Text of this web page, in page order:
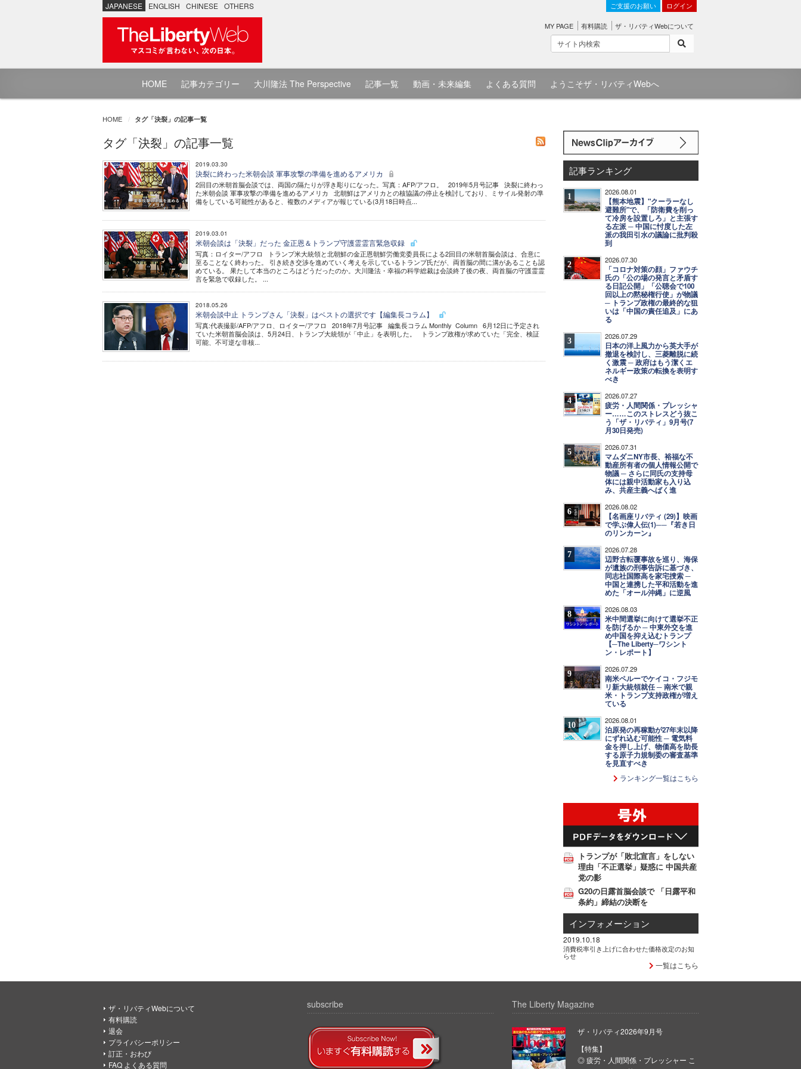
JAPANESE ENGLISH CHINESE OTHERS ご支援のお願い ログイン
MY PAGE 有料購読 ザ・リバティWebについて
HOME 記事カテゴリー 大川隆法 The Perspective 記事一覧 動画・未来編集 よくある質問 ようこそザ・リバティWebへ
HOME タグ「決裂」の記事一覧
タグ「決裂」の記事一覧
2019.03.30
決裂に終わった米朝会談 軍事攻撃の準備を進めるアメリカ
2回目の米朝首脳会談では、両国の隔たりが浮き彫りになった。写真：AFP/アフロ。 2019年5月号記事 決裂に終わっ
た米朝会談 軍事攻撃の準備を進めるアメリカ 北朝鮮はアメリカとの核協議の停止を検討しており、ミサイル発射の準
備をしている可能性があると、複数のメディアが報じている(3月18日時点...
2019.03.01
米朝会談は「決裂」だった 金正恩＆トランプ守護霊霊言緊急収録
写真：ロイター/アフロ トランプ米大統領と北朝鮮の金正恩朝鮮労働党委員長による2回目の米朝首脳会談は、合意に
至ることなく終わった。 引き続き交渉を進めていく考えを示しているトランプ氏だが、両首脳の間に溝があることも認
めている。 果たして本当のところはどうだったのか。大川隆法・幸福の科学総裁は会談終了後の夜、両首脳の守護霊霊
言を緊急で収録した。 ...
2018.05.26
米朝会談中止 トランプさん「決裂」はベストの選択です【編集長コラム】
写真:代表撮影/AFP/アフロ、ロイター/アフロ 2018年7月号記事 編集長コラム Monthly Column 6月12日に予定され
ていた米朝首脳会談は、5月24日、トランプ大統領が「中止」を表明した。 トランプ政権が求めていた「完全、検証
可能、不可逆な非核...
記事ランキング
1 2026.08.01
【熊本地震】"クーラーなし
避難所"で、「防衛費を削っ
て冷房を設置しろ」と主張す
る左派 ─ 中国に忖度した左
派の我田引水の議論に批判殺
到
2 2026.07.30
「コロナ対策の顔」ファウチ
氏の「公の場の発言と矛盾す
る日記公開」「公聴会で100
回以上の黙秘権行使」が物議
─ トランプ政権の最終的な狙
いは「中国の責任追及」にあ
る
3 2026.07.29
日本の洋上風力から英大手が
撤退を検討し、三菱離脱に続
く激震 ─ 政府はもう潔くエ
ネルギー政策の転換を表明す
べき
4 2026.07.27
疲労・人間関係・プレッシャ
ー……このストレスどう抜こ
う「ザ・リバティ」9月号(7
月30日発売)
5 2026.07.31
マムダニNY市長、裕福な不
動産所有者の個人情報公開で
物議 ─ さらに同氏の支持母
体には親中活動家も入り込
み、共産主義へばく進
6 2026.08.02
【名画座リバティ (29)】映画
で学ぶ偉人伝(1)──『若き日
のリンカーン』
7 2026.07.28
辺野古転覆事故を巡り、海保
が遺族の刑事告訴に基づき、
同志社国際高を家宅捜索 ─
中国と連携した平和活動を進
めた「オール沖縄」に逆風
8 2026.08.03
米中間選挙に向けて選挙不正
を防げるか ─ 中東外交を進
め中国を抑え込むトランプ
【─The Liberty─ワシント
ン・レポート】
9 2026.07.29
南米ペルーでケイコ・フジモ
リ新大統領就任 ─ 南米で親
米・トランプ支持政権が増え
ている
10 2026.08.01
泊原発の再稼動が27年末以降
にずれ込む可能性 ─ 電気料
金を押し上げ、物価高を助長
する原子力規制委の審査基準
を見直すべき
ランキング一覧はこちら
トランプが「敗北宣言」をしない
理由「不正選挙」疑惑に 中国共産
党の影
G20の日露首脳会談で 「日露平和
条約」締結の決断を
インフォメーション
2019.10.18
消費税率引き上げに合わせた価格改定のお知
らせ
一覧はこちら
ザ・リバティWebについて
有料購読
退会
プライバシーポリシー
訂正・おわび
FAQ よくある質問
subscribe The Liberty Magazine
ザ・リバティ2026年9月号
【特集】
◎ 疲労・人間関係・プレッシャー こ